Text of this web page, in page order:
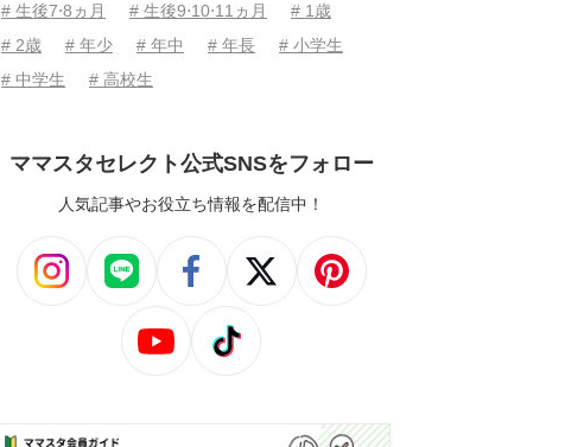
# 生後7⋅8ヵ月
# 生後9⋅10⋅11ヵ月
# 1歳
# 2歳
# 年少 # 年中 # 年長
# 小学生
# 中学生
# 高校生
ママスタセレクト公式SNSをフォロー
人気記事やお役立ち情報を配信中！